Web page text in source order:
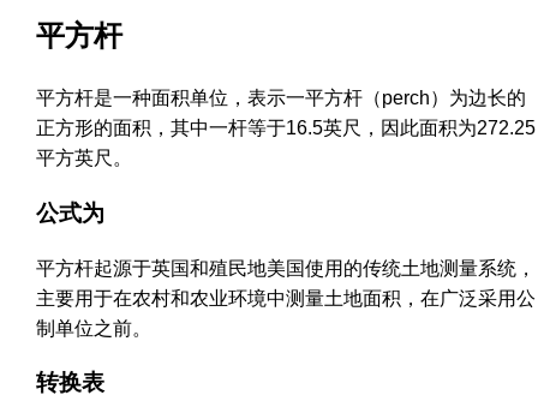
平方杆
平方杆是一种面积单位，表示一平方杆（perch）为边长的
正方形的面积，其中一杆等于16.5英尺，因此面积为272.25
平方英尺。
公式为
平方杆起源于英国和殖民地美国使用的传统土地测量系统，
主要用于在农村和农业环境中测量土地面积，在广泛采用公
制单位之前。
转换表